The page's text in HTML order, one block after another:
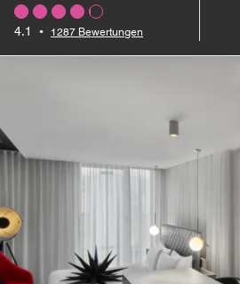
4.1 • 1287 Bewertungen